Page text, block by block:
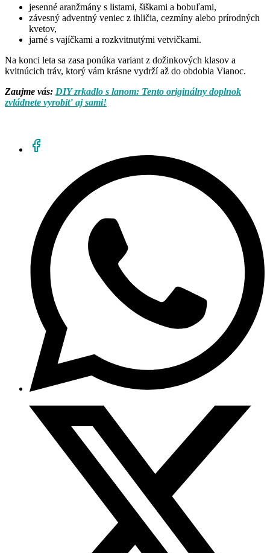
jesenné aranžmány s listami, šiškami a bobuľami,
závesný adventný veniec z ihličia, cezmíny alebo prírodných
kvetov,
jarné s vajíčkami a rozkvitnutými vetvičkami.
Na konci leta sa zasa ponúka variant z dožinkových klasov a
kvitnúcich tráv, ktorý vám krásne vydrží až do obdobia Vianoc.
Zaujme vás: DIY zrkadlo s lanom: Tento originálny doplnok
zvládnete vyrobiť aj sami!